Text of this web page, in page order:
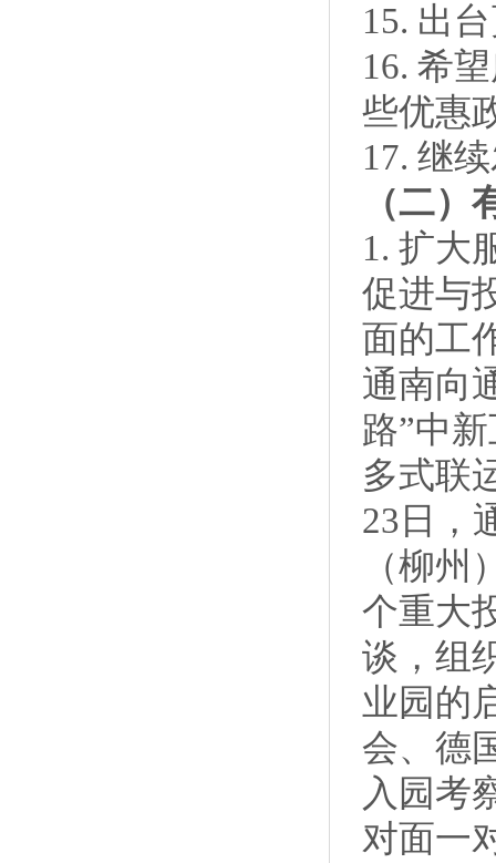
15. 出
16. 希
些优惠
17. 继
（二
1. 扩大
促进与
面的工
通南向
路”中
多式联
23日，
（柳
个重大
谈，组
业园的
会、德
入园考
对面一